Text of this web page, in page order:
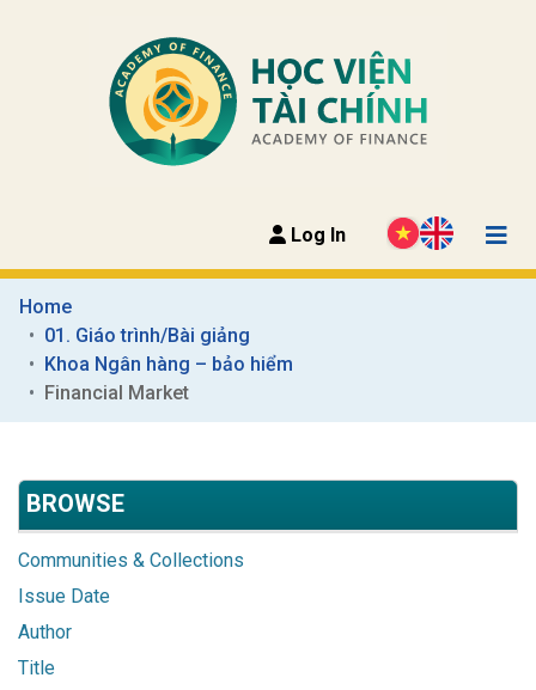
Log In
Home
01. Giáo trình/Bài giảng
Khoa Ngân hàng – bảo hiểm
Financial Market
BROWSE
Communities & Collections
Issue Date
Author
Title